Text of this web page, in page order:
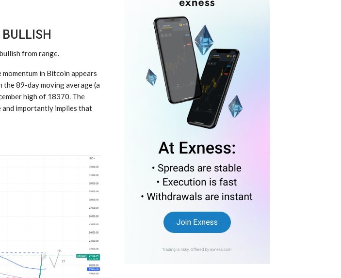
from range.
in Bitcoin appears
the 89-day moving average (a
high of 18370. The
and importantly implies that